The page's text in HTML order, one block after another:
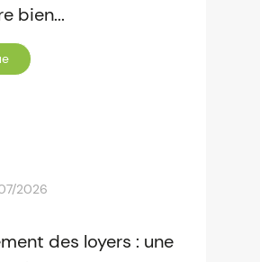
bien...
2026
des loyers : une